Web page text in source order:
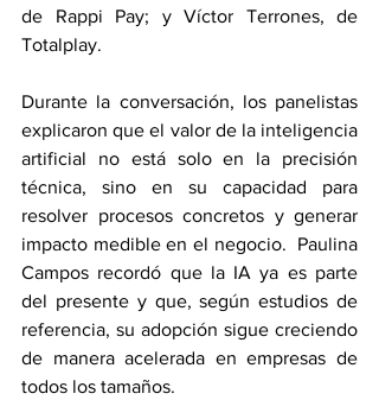
de Rappi Pay; y Víctor Terrones, de
Totalplay.
Durante la conversación, los panelistas
explicaron que el valor de la inteligencia
artificial no está solo en la precisión
técnica, sino en su capacidad para
resolver procesos concretos y generar
impacto medible en el negocio.  Paulina
Campos recordó que la IA ya es parte
del presente y que, según estudios de
referencia, su adopción sigue creciendo
de manera acelerada en empresas de
todos los tamaños.